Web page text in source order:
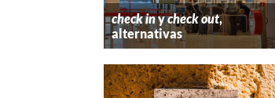
check inycheck out,
alternativas